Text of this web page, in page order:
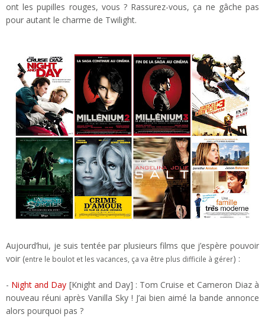
ont les pupilles rouges, vous ? Rassurez-vous, ça ne gâche pas
pour autant le charme de Twilight.
Aujourd’hui, je suis tentée par plusieurs films que j’espère pouvoir
voir (entre le boulot et les vacances, ça va être plus difficile à gérer) :
- Night and Day [Knight and Day] : Tom Cruise et Cameron Diaz à
nouveau réuni après Vanilla Sky ! J’ai bien aimé la bande annonce
alors pourquoi pas ?